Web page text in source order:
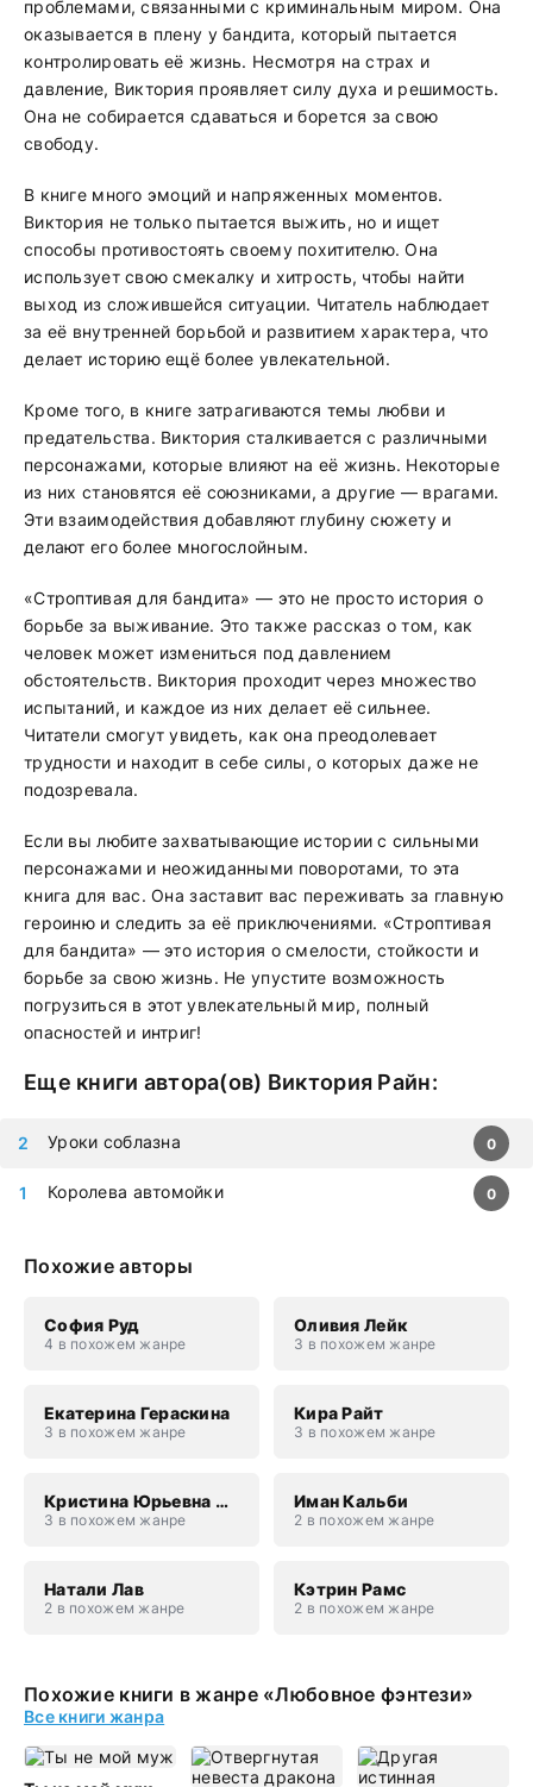
проблемами, связанными с криминальным миром. Она
оказывается в плену у бандита, который пытается
контролировать её жизнь. Несмотря на страх и
давление, Виктория проявляет силу духа и решимость.
Она не собирается сдаваться и борется за свою
свободу.
В книге много эмоций и напряженных моментов.
Виктория не только пытается выжить, но и ищет
способы противостоять своему похитителю. Она
использует свою смекалку и хитрость, чтобы найти
выход из сложившейся ситуации. Читатель наблюдает
за её внутренней борьбой и развитием характера, что
делает историю ещё более увлекательной.
Кроме того, в книге затрагиваются темы любви и
предательства. Виктория сталкивается с различными
персонажами, которые влияют на её жизнь. Некоторые
из них становятся её союзниками, а другие — врагами.
Эти взаимодействия добавляют глубину сюжету и
делают его более многослойным.
«Строптивая для бандита» — это не просто история о
борьбе за выживание. Это также рассказ о том, как
человек может измениться под давлением
обстоятельств. Виктория проходит через множество
испытаний, и каждое из них делает её сильнее.
Читатели смогут увидеть, как она преодолевает
трудности и находит в себе силы, о которых даже не
подозревала.
Если вы любите захватывающие истории с сильными
персонажами и неожиданными поворотами, то эта
книга для вас. Она заставит вас переживать за главную
героиню и следить за её приключениями. «Строптивая
для бандита» — это история о смелости, стойкости и
борьбе за свою жизнь. Не упустите возможность
погрузиться в этот увлекательный мир, полный
опасностей и интриг!
Еще книги автора(ов) Виктория Райн:
Королева автомойки 0
Уроки соблазна 0
Похожие авторы
София Руд
4 в похожем жанре
Оливия Лейк
3 в похожем жанре
Екатерина Гераскина
3 в похожем жанре
Кира Райт
3 в похожем жанре
Кристина Юрьевна Юраш
3 в похожем жанре
Иман Кальби
2 в похожем жанре
Натали Лав
2 в похожем жанре
Кэтрин Рамс
2 в похожем жанре
Похожие книги в жанре «Любовное фэнтези»
Все книги жанра